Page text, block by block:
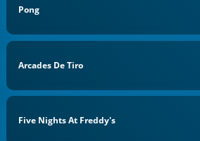
Pong
Arcades De Tiro
Five Nights At Freddy's